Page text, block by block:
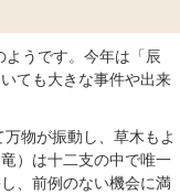
うです。今年は「辰
ても大きな事件や出来
物が振動し、草木もよ
）は十二支の中で唯一
、前例のない機会に満